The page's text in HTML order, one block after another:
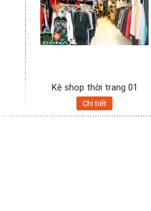
Kệ shop thời trang 01
Chi tiết